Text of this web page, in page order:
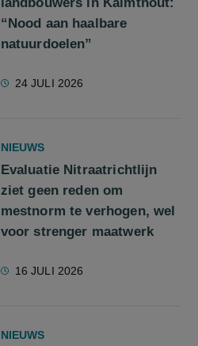
“Nood aan haalbare
natuurdoelen”
24 JULI 2026
NIEUWS
Evaluatie Nitraatrichtlijn
ziet geen reden om
mestnorm te verhogen, wel
voor strenger maatwerk
16 JULI 2026
NIEUWS